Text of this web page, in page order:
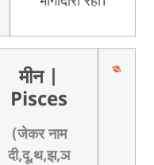
मीन
Pisces
(जेकर नाम
दी,दू,थ,झ,ञ